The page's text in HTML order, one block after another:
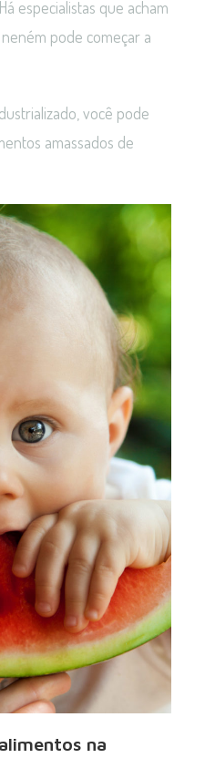
especialistas que acham
pode começar a
você pode
amassados de
na